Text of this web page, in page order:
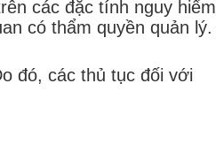
các đặc tính nguy hiểm
có thẩm quyền quản lý.
đó, các thủ tục đối với